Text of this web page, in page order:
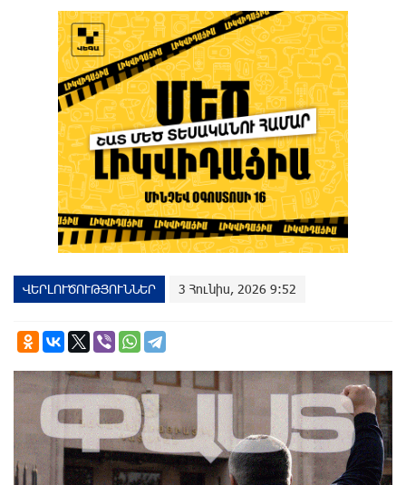
ՎԵՐԼՈՒԾՈՒԹՅՈՒՆՆԵՐ 3 Հունիս, 2026 9:52